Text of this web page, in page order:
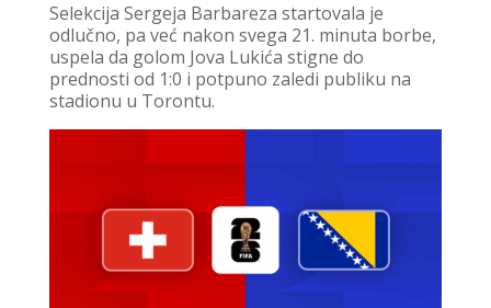
Selekcija Sergeja Barbareza startovala je
odlučno, pa već nakon svega 21. minuta borbe,
uspela da golom Jova Lukića stigne do
prednosti od 1:0 i potpuno zaledi publiku na
stadionu u Torontu.